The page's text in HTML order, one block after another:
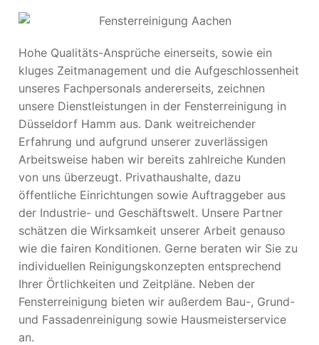
Hohe Qualitäts-Ansprüche einerseits, sowie ein
kluges Zeitmanagement und die Aufgeschlossenheit
unseres Fachpersonals andererseits, zeichnen
unsere Dienstleistungen in der Fensterreinigung in
Düsseldorf Hamm aus. Dank weitreichender
Erfahrung und aufgrund unserer zuverlässigen
Arbeitsweise haben wir bereits zahlreiche Kunden
von uns überzeugt. Privathaushalte, dazu
öffentliche Einrichtungen sowie Auftraggeber aus
der Industrie- und Geschäftswelt. Unsere Partner
schätzen die Wirksamkeit unserer Arbeit genauso
wie die fairen Konditionen. Gerne beraten wir Sie zu
individuellen Reinigungskonzepten entsprechend
Ihrer Örtlichkeiten und Zeitpläne. Neben der
Fensterreinigung bieten wir außerdem Bau-, Grund-
und Fassadenreinigung sowie Hausmeisterservice
an.